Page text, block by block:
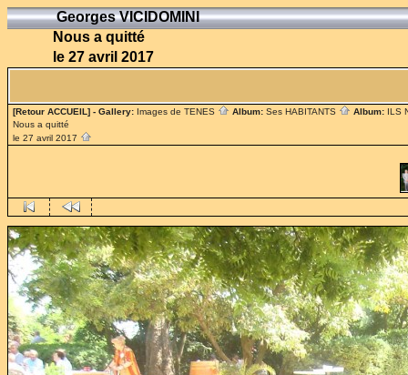
Georges VICIDOMINI
Nous a quitté
le 27 avril 2017
[Retour ACCUEIL] - Gallery: Images de TENES Album: Ses HABITANTS Album: ILS
Nous a quitté
le 27 avril 2017